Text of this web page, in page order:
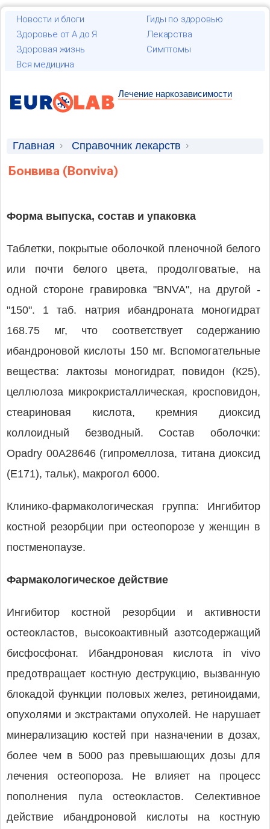
Новости и блоги
Гиды по здоровью
Здоровье от А до Я
Лекарства
Здоровая жизнь
Симптомы
Вся медицина
Лечение наркозависимости
Главная
Справочник лекарств
Лекарственные средства
Бонвива (Bonviva)
Форма выпуска, состав и упаковка
Таблетки, покрытые оболочкой пленочной белого
или почти белого цвета, продолговатые, на
одной стороне гравировка "BNVA", на другой -
"150". 1 таб. натрия ибандроната моногидрат
168.75 мг, что соответствует содержанию
ибандроновой кислоты 150 мг. Вспомогательные
вещества: лактозы моногидрат, повидон (К25),
целлюлоза микрокристаллическая, кросповидон,
стеариновая кислота, кремния диоксид
коллоидный безводный. Состав оболочки:
Opadry 00A28646 (гипромеллоза, титана диоксид
(E171), тальк), макрогол 6000.
Клинико-фармакологическая группа: Ингибитор
костной резорбции при остеопорозе у женщин в
постменопаузе.
Фармакологическое действие
Ингибитор костной резорбции и активности
остеокластов, высокоактивный азотсодержащий
бисфосфонат. Ибандроновая кислота in vivo
предотвращает костную деструкцию, вызванную
блокадой функции половых желез, ретиноидами,
опухолями и экстрактами опухолей. Не нарушает
минерализацию костей при назначении в дозах,
более чем в 5000 раз превышающих дозы для
лечения остеопороза. Не влияет на процесс
пополнения пула остеокластов. Селективное
действие ибандроновой кислоты на костную